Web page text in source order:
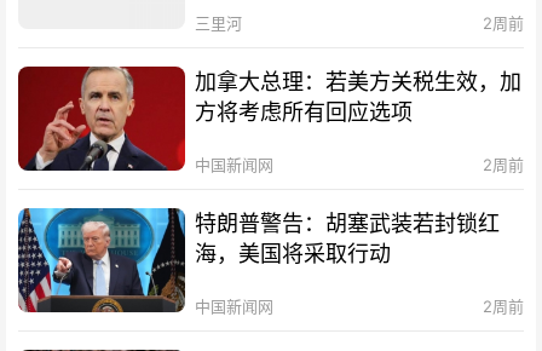
三里河 2周前
加拿大总理：若美方关税生效，加
方将考虑所有回应选项
中国新闻网 2周前
特朗普警告：胡塞武装若封锁红
海，美国将采取行动
中国新闻网 2周前